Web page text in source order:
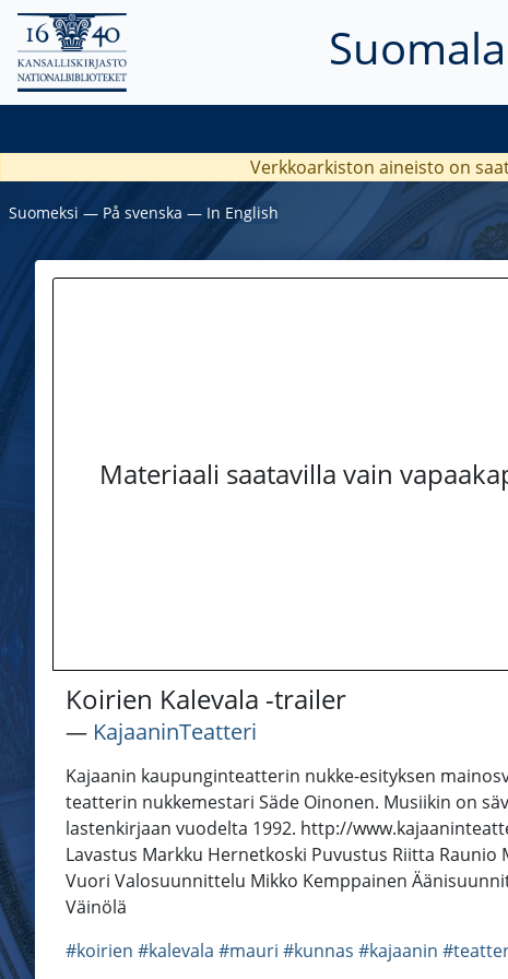
Verkkoarkiston aineisto on
Suomeksi ― På svenska ― In English
Materiaali saatavilla vain
Koirien Kalevala -trailer
― KajaaninTeatteri
Kajaanin kaupunginteatterin nukke-esityksen
teatterin nukkemestari Säde Oinonen. Musiikin on
lastenkirjaan vuodelta 1992. http://
Lavastus Markku Hernetkoski Puvustus Riitta Raunio
Vuori Valosuunnittelu Mikko Kemppainen
Väinölä
#koirien #kalevala #mauri #kunnas #kajaanin